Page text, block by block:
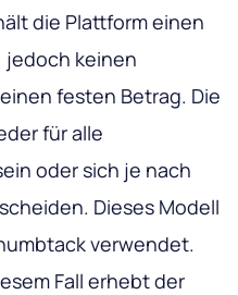
die Plattform einen
jedoch keinen
festen Betrag. Die
für alle
oder sich je nach
Dieses Modell
verwendet.
Fall erhebt der